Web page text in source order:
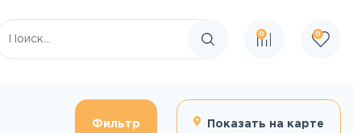
Поиск по сайту
0 0
Фильтр Показать на карте